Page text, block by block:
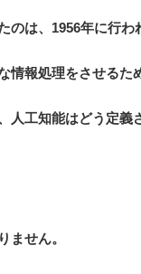
のは、1956年に行わ
報処理をさせるた
工知能はどう定義
ません。